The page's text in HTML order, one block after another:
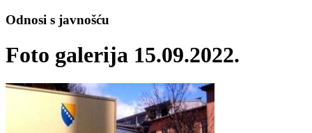
Odnosi s javnošću
Foto galerija 15.09.2022.